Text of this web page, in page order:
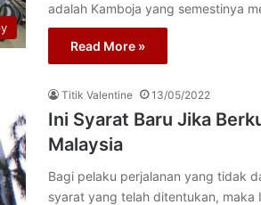
adalah Kamboja yang semestinya
Read More »
Titik Valentine 13/05/2022
Ini Syarat Baru Jika
Malaysia
Bagi pelaku perjalanan yang tidak
syarat yang telah ditentukan, maka